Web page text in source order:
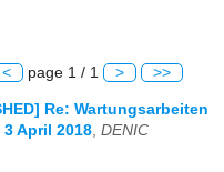
< page 1 / 1 > >>
Re: Wartungsarbeiten
April 2018 DENIC